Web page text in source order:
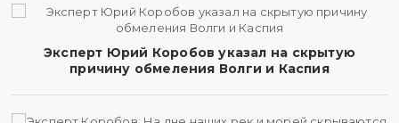
Эксперт Юрий Коробов указал на скрытую
причину обмеления Волги и Каспия